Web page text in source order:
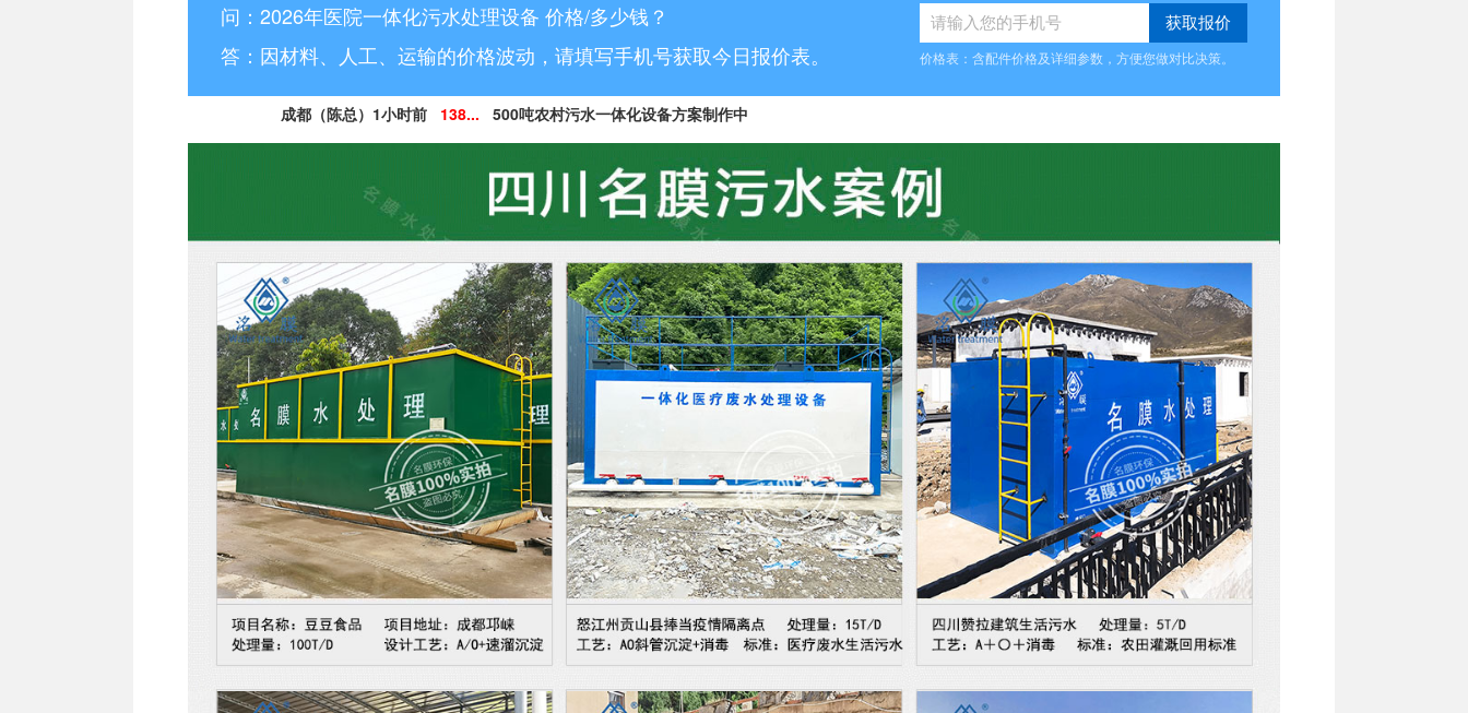
问：2026年医院一体化污水处理设备 价格/多少钱？
答：因材料、人工、运输的价格波动，请填写手机号获取今日报价表。
价格表：含配件价格及详细参数，方便您做对比决策。
成都（陈总）1小时前 138...
500吨农村污水一体化设备方案制作中
德阳（林小姐）3小时前 158... 10吨工业污水设备报价已发送
南充（黄总）7小时前
182... 70吨气浮机产品参数表已发送
阿坝州（杨经理）30分钟前
136... 5吨小型污水处理设备合同已签订
广安（祝总）10分钟前 155... 1000吨污水处理厂咨询已完成
资阳（范女士）1天前 138... 10吨豆制品污水一体化设备已发货
乐山（马总）15分钟前 152... 50吨养猪污水处理报价表已发送
成都（吴经理）1天前
100吨脱硫污水处理设备报价单已发送
泸州（朱经理）5天前 182... 30吨生活污水处理设备合同已签订